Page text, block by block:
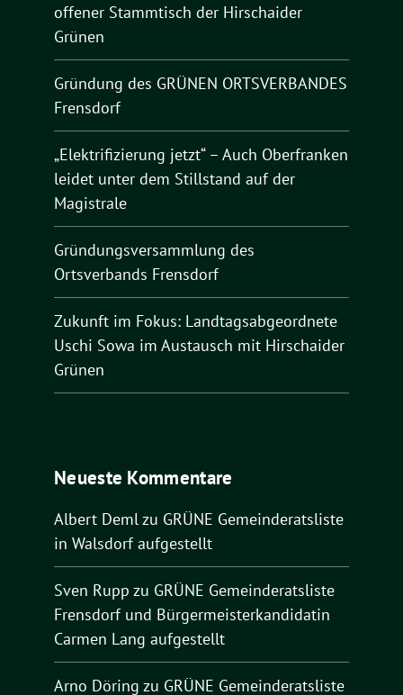
offener Stammtisch der Hirschaider
Grünen
Gründung des GRÜNEN ORTSVERBANDES
Frensdorf
„Elektrifizierung jetzt“ – Auch Oberfranken
leidet unter dem Stillstand auf der
Magistrale
Gründungsversammlung des
Ortsverbands Frensdorf
Zukunft im Fokus: Landtagsabgeordnete
Uschi Sowa im Austausch mit Hirschaider
Grünen
Neueste Kommentare
Albert Deml zu GRÜNE Gemeinderatsliste
in Walsdorf aufgestellt
Sven Rupp zu GRÜNE Gemeinderatsliste
Frensdorf und Bürgermeisterkandidatin
Carmen Lang aufgestellt
Arno Döring zu GRÜNE Gemeinderatsliste